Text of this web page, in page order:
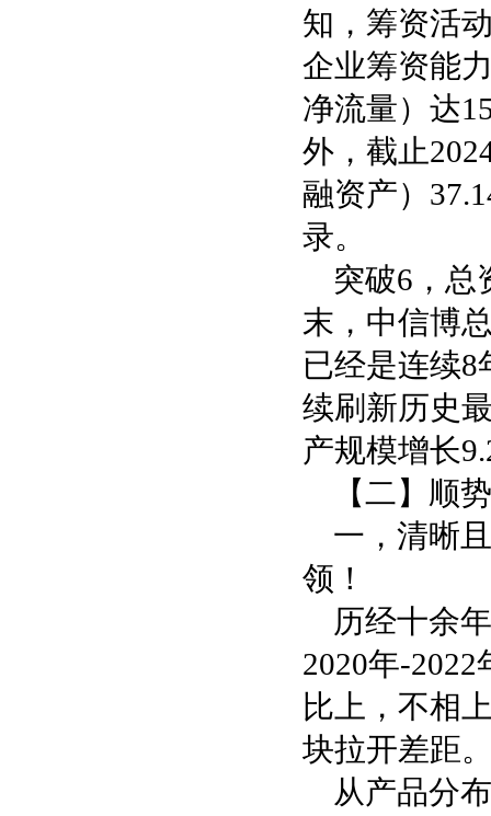
知，筹资活
企业筹资能
净流量）达
外，截止
融资产）
录。
突破6，总
末，中信博
已经是连续8
续刷新历史
产规模增长
【二】顺
一，清晰
领！
历经十余
2020年-
比上，不相
块拉开差距
从产品分